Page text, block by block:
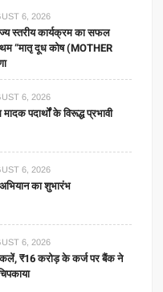
6, 2026
स्तरीय कार्यक्रम का सफल
“मातृ दूध कोष (MOTHER
6, 2026
पदार्थों के विरूद्ध प्रभावी
6, 2026
का शुभारंभ
6, 2026
₹16 करोड़ के कर्ज पर बैंक ने